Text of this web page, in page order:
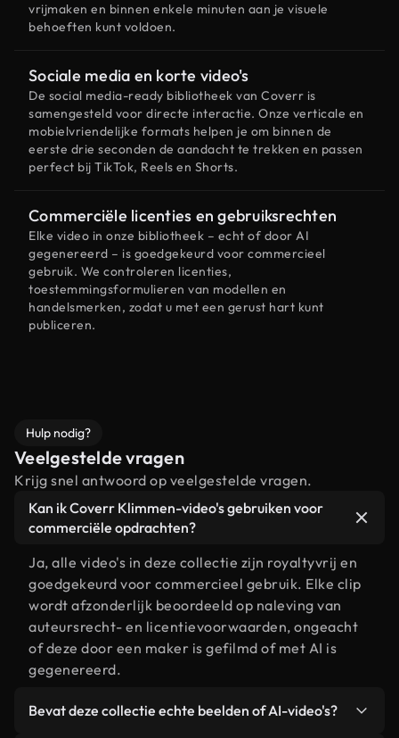
vrijmaken en binnen enkele minuten aan je visuele
behoeften kunt voldoen.
Sociale media en korte video's
De social media-ready bibliotheek van Coverr is
samengesteld voor directe interactie. Onze verticale en
mobielvriendelijke formats helpen je om binnen de
eerste drie seconden de aandacht te trekken en passen
perfect bij TikTok, Reels en Shorts.
Commerciële licenties en gebruiksrechten
Elke video in onze bibliotheek – echt of door AI
gegenereerd – is goedgekeurd voor commercieel
gebruik. We controleren licenties,
toestemmingsformulieren van modellen en
handelsmerken, zodat u met een gerust hart kunt
publiceren.
Hulp nodig?
Veelgestelde vragen
Krijg snel antwoord op veelgestelde vragen.
Kan ik Coverr Klimmen-video's gebruiken voor
commerciële opdrachten?
Ja, alle video's in deze collectie zijn royaltyvrij en
goedgekeurd voor commercieel gebruik. Elke clip
wordt afzonderlijk beoordeeld op naleving van
auteursrecht- en licentievoorwaarden, ongeacht
of deze door een maker is gefilmd of met AI is
gegenereerd.
Bevat deze collectie echte beelden of AI-video's?